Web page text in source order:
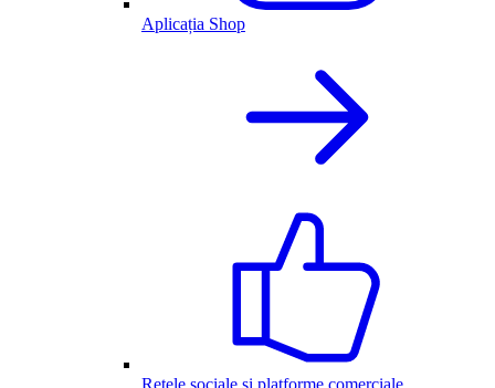
Aplicația Shop
Rețele sociale și platforme comerciale